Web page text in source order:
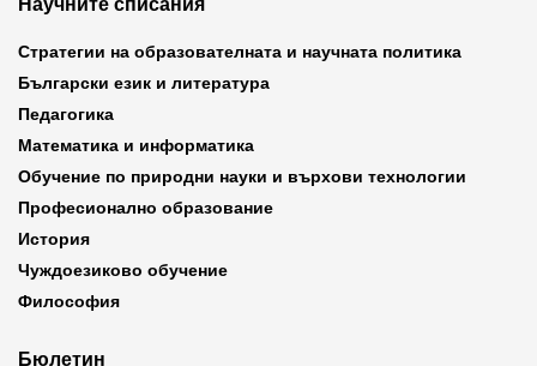
Научните списания
Стратегии на образователната и научната политика
Български език и литература
Педагогика
Математика и информатика
Обучение по природни науки и върхови технологии
Професионално образование
История
Чуждоезиково обучение
Философия
Бюлетин